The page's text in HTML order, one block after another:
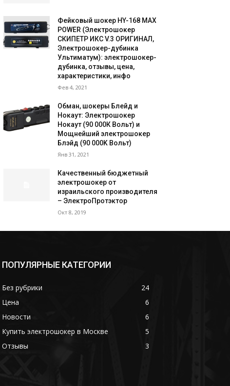
Фейковый шокер HY-168 MAX
POWER (Электрошокер
СКИПЕТР ИКС V.3 ОРИГИНАЛ,
Электрошокер-дубинка
Ультиматум): электрошокер-
дубинка, отзывы, цена,
характеристики, инфо
Фев 4, 2021
Обман, шокеры Блейд и
Нокаут: Электрошокер
Нокаут (90 000К Вольт) и
Мощнейший электрошокер
Блэйд (90 000K Вольт)
Янв 31, 2021
Качественный бюджетный
электрошокер от
израильского производителя
– ЭлектроПротэктор
Окт 8, 2019
ПОПУЛЯРНЫЕ КАТЕГОРИИ
Без рубрики
24
Цена
6
Новости
6
Купить электрошокер в Москве
5
Отзывы
3